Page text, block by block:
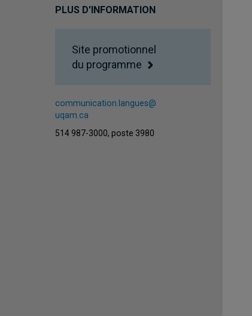
PLUS D'INFORMATION
Site promotionnel
du programme
communication.langues@
uqam.ca
514 987-3000, poste 3980